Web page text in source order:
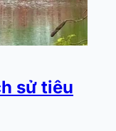
sử tiêu